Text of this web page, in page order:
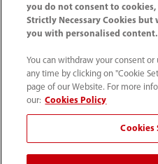
52 55 5661 9450
intl-
you do not consent to cookies,
Strictly Necessary Cookies
you with personalised content.
You can withdraw your consent
any time by clicking on "Cookie
page of our Website. For more
our: Cookies Policy
Cookies